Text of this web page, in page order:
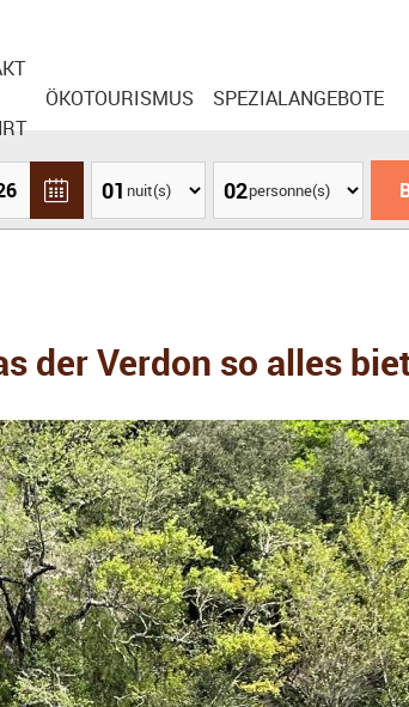
ÖKOTOURISMUS SPEZIALANGEBOTE
nuit(s) personne(s)
der Verdon so alles